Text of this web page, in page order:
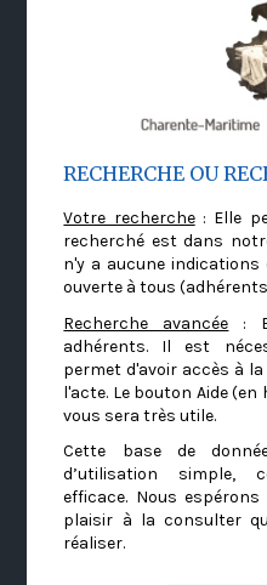
RECHERCHE OU
Votre recherche: Elle
recherché est dans
n'y a aucune indications
ouverte à tous
Recherche avancée :
adhérents. Il est
permet d'avoir accès à
l'acte. Le bouton Aide
vous sera très utile.
Cette base de
d’utilisation simple,
efficace. Nous
plaisir à la consulter
réaliser.